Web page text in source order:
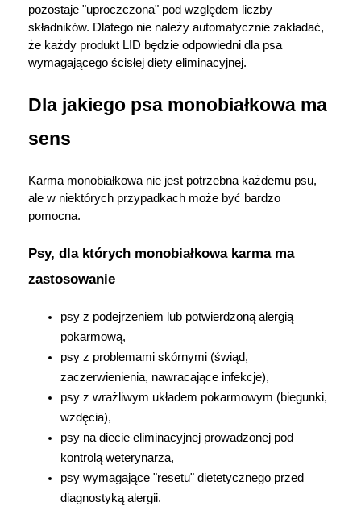
pozostaje "uproczczona" pod względem liczby
składników. Dlatego nie należy automatycznie zakładać,
że każdy produkt LID będzie odpowiedni dla psa
wymagającego ścisłej diety eliminacyjnej.
Dla jakiego psa monobiałkowa ma
sens
Karma monobiałkowa nie jest potrzebna każdemu psu,
ale w niektórych przypadkach może być bardzo
pomocna.
Psy, dla których monobiałkowa karma ma
zastosowanie
psy z podejrzeniem lub potwierdzoną alergią
pokarmową,
psy z problemami skórnymi (świąd,
zaczerwienienia, nawracające infekcje),
psy z wrażliwym układem pokarmowym (biegunki,
wzdęcia),
psy na diecie eliminacyjnej prowadzonej pod
kontrolą weterynarza,
psy wymagające "resetu" dietetycznego przed
diagnostyką alergii.